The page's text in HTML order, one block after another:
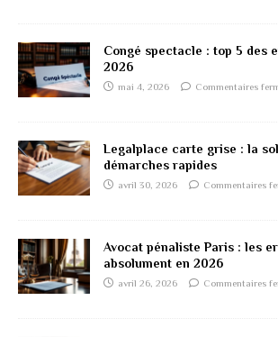
Congé spectacle : top 5 des
2026
mai 4, 2026 Commentaires
Legalplace carte grise : la
démarches rapides
avril 30, 2026 Commentaires
Avocat pénaliste Paris : les
absolument en 2026
avril 26, 2026 Commentaires